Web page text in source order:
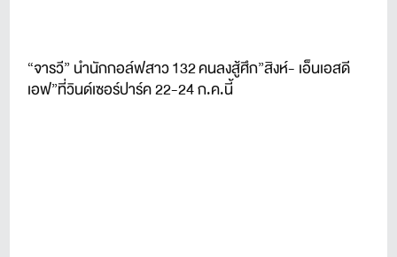
“จารวี” นำนักกอล์ฟสาว 132 คนลงสู้ศึก”สิงห์- เอ็นเอสดี
เอฟ”ที่วินด์เซอร์ปาร์ค 22-24 ก.ค.นี้